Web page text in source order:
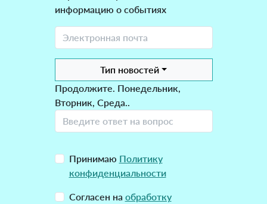
информацию о событиях
Тип новостей
Продолжите. Понедельник,
Вторник, Среда..
Принимаю Политику
конфиденциальности
Согласен на обработку